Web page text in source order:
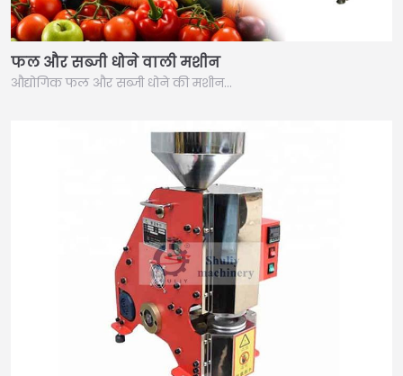
फल और सब्जी धोने वाली मशीन
औद्योगिक फल और सब्जी धोने की मशीन…